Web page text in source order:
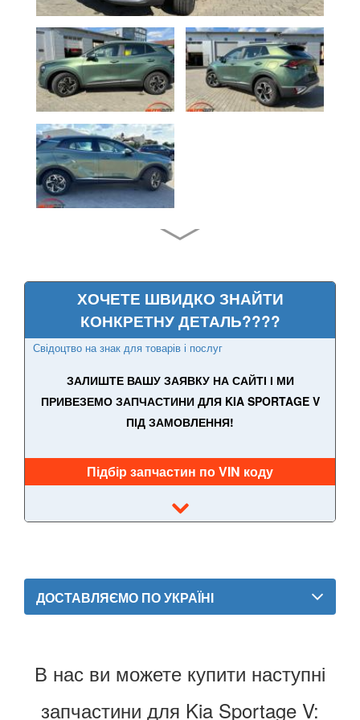
Cadenza (JG, VG)
Carens I (FC)
Carens II (FJ)
Carens IV (RP)
Carnival I (UP, GQ)
Cee'd I (ED)
PRO Cee'd I (ED)
Cee'd II (JD)
PRO Cee'd II (JD)
X Cee’d
EV6
EV9
Magentis III (TF)
Magentis IV (JF)
ХОЧЕТЕ ШВИДКО ЗНАЙТИ
КОНКРЕТНУ ДЕТАЛЬ????
Свідоцтво на знак для товарів і послуг
ЗАЛИШТЕ ВАШУ ЗАЯВКУ НА САЙТІ І МИ
ПРИВЕЗЕМО ЗАПЧАСТИНИ ДЛЯ KIA SPORTAGE V
ПІД ЗАМОВЛЕННЯ!
Підбір запчастин по VIN коду
ДОСТАВЛЯЄМО ПО УКРАЇНІ
В нас ви можете купити наступні
запчастини для Kia Sportage V: